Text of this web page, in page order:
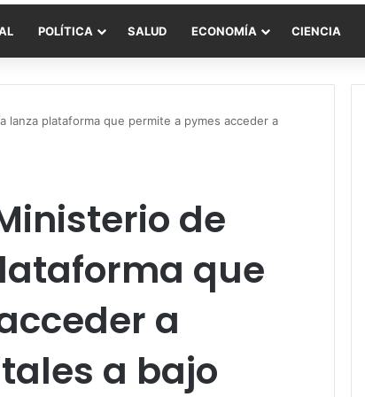
POLÍTICA SALUD ECONOMÍA CIENCIA
lanza plataforma que permite a pymes acceder a
de
que
a
a bajo